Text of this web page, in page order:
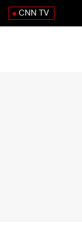
CNN TV